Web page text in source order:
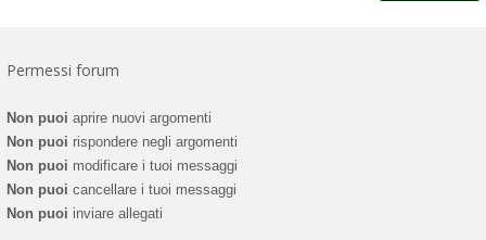
Permessi forum
Non puoi aprire nuovi argomenti
Non puoi rispondere negli argomenti
Non puoi modificare i tuoi messaggi
Non puoi cancellare i tuoi messaggi
Non puoi inviare allegati